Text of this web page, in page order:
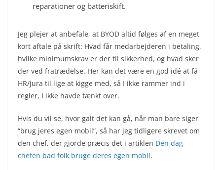
reparationer og batteriskift.
Jeg plejer at anbefale, at BYOD altid følges af en meget
kort aftale på skrift: Hvad får medarbejderen i betaling,
hvilke minimumskrav er der til sikkerhed, og hvad sker
der ved fratrædelse. Her kan det være en god idé at få
HR/jura til lige at kigge med, så I ikke rammer ind i
regler, I ikke havde tænkt over.
Hvis du vil se, hvor galt det kan gå, når man bare siger
“brug jeres egen mobil”, så har jeg tidligere skrevet om
den chef, der gjorde præcis det i artiklen Den dag
chefen bad folk bruge deres egen mobil.